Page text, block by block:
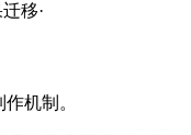
移·
机制。